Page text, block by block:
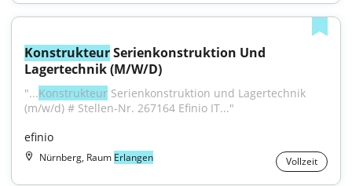
Konstrukteur Serienkonstruktion Und
Lagertechnik (M/W/D)
"...Konstrukteur Serienkonstruktion und Lagertechnik
(m/w/d) # Stellen-Nr. 267164 Efinio IT..."
efinio
Nürnberg, Raum Erlangen Vollzeit